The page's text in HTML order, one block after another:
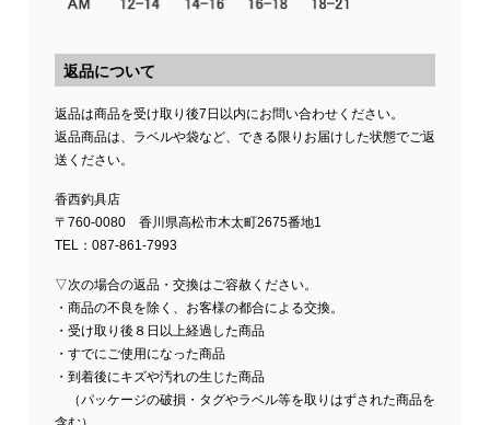
返品について
返品は商品を受け取り後7日以内にお問い合わせください。
返品商品は、ラベルや袋など、できる限りお届けした状態でご返
送ください。
香西釣具店
〒760-0080 香川県高松市木太町2675番地1
TEL：087-861-7993
▽次の場合の返品・交換はご容赦ください。
・商品の不良を除く、お客様の都合による交換。
・受け取り後８日以上経過した商品
・すでにご使用になった商品
・到着後にキズや汚れの生じた商品
（パッケージの破損・タグやラベル等を取りはずされた商品を